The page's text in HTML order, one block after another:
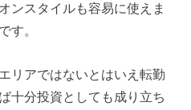
ンスタイルも容易に使えま
す。
リアではないとはいえ転勤
十分投資としても成り立ち